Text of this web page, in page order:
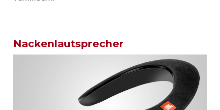
Nackenlautsprecher